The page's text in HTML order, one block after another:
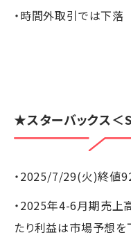
・時間外取引では下落
★スターバックス＜
・2025/7/29(火)終値
・2025年4-6月期売上
たり利益は市場予想を